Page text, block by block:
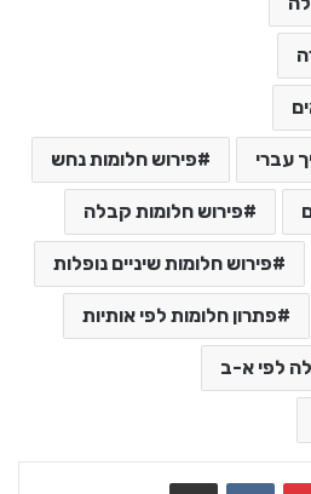
עברי פירוש חלומות נחש
פירוש חלומות קבלה
פירוש חלומות שיניים נופלות
פתרון חלומות לפי אותיות
לפי א-ב
VKontakte